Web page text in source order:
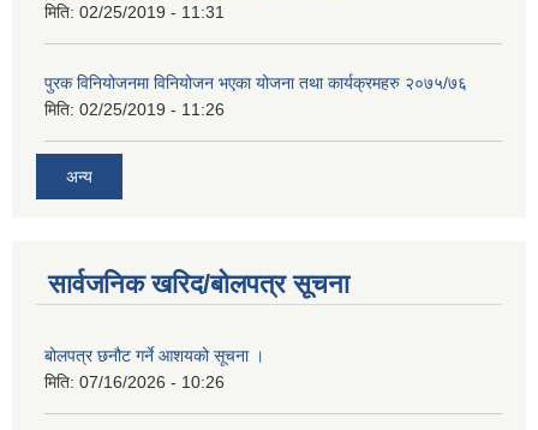
मिति: 02/25/2019 - 11:31
पुरक विनियोजनमा विनियोजन भएका योजना तथा कार्यक्रमहरु २०७५/७६
मिति: 02/25/2019 - 11:26
अन्य
सार्वजनिक खरिद/बोलपत्र सूचना
बोलपत्र छनौट गर्ने आशयको सूचना ।
मिति: 07/16/2026 - 10:26